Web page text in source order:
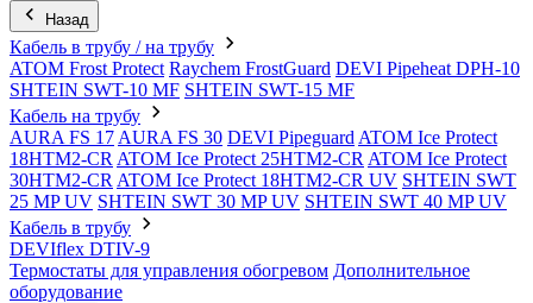
Назад
Кабель в трубу / на трубу
ATOM Frost Protect Raychem FrostGuard DEVI Pipeheat DPH-10
SHTEIN SWT-10 MF SHTEIN SWT-15 MF
Кабель на трубу
AURA FS 17 AURA FS 30 DEVI Pipeguard ATOM Ice Protect
18HTM2-CR ATOM Ice Protect 25HTM2-CR ATOM Ice Protect
30HTM2-CR ATOM Ice Protect 18HTM2-CR UV SHTEIN SWT
25 MP UV SHTEIN SWT 30 MP UV SHTEIN SWT 40 MP UV
Кабель в трубу
DEVIflex DTIV-9
Термостаты для управления обогревом Дополнительное
оборудование